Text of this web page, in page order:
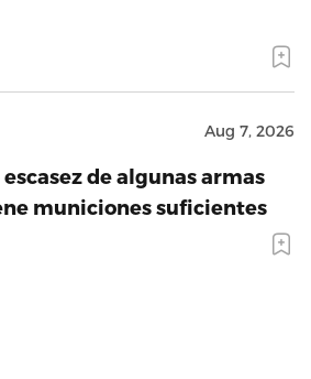
Aug 7, 2026
de algunas armas
municiones suficientes